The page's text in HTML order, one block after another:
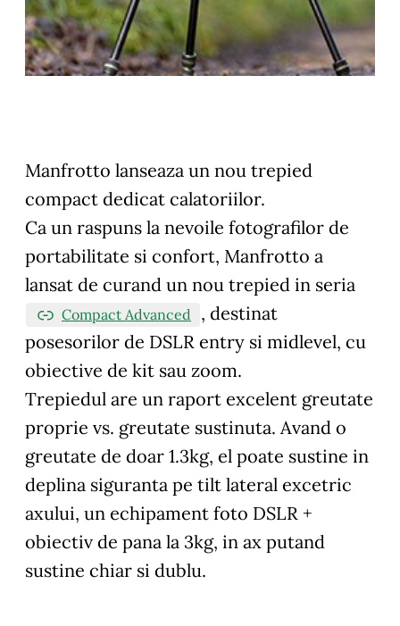
Manfrotto lanseaza un nou trepied
compact dedicat calatoriilor.
Ca un raspuns la nevoile fotografilor de
portabilitate si confort, Manfrotto a
lansat de curand un nou trepied in seria
Compact Advanced
, destinat
posesorilor de DSLR entry si midlevel, cu
obiective de kit sau zoom.
Trepiedul are un raport excelent greutate
proprie vs. greutate sustinuta. Avand o
greutate de doar 1.3kg, el poate sustine in
deplina siguranta pe tilt lateral excetric
axului, un echipament foto DSLR +
obiectiv de pana la 3kg, in ax putand
sustine chiar si dublu.